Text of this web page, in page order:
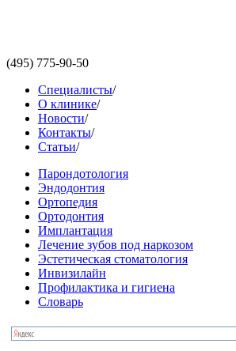
(495) 775-90-50
Специалисты/
О клинике/
Новости/
Контакты/
Статьи/
Парондотология
Эндодонтия
Ортопедия
Ортодонтия
Имплантация
Лечение зубов под наркозом
Эстетическая стоматология
Инвизилайн
Профилактика и гигиена
Словарь